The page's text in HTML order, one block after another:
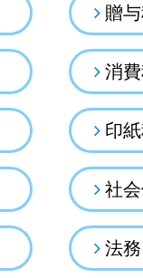
贈
消
印
社
法務